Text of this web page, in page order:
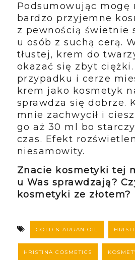
Podsumowując mogę
bardzo przyjemne
z pewnością świetnie
u osób z suchą cerą.
tłustej, krem do
okazać się zbyt
przypadku i cerze
krem jako kosmetyk
sprawdza się dobrze.
mnie zachwycił i
go aż 30 ml bo
czas. Efekt
niesamowity.
Znacie kosmetyki tej
u Was sprawdzają?
kosmetyki ze złotem?
GOLD & ARGAN OIL
HRISTINA COSMETICS